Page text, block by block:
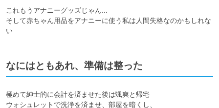
これもうアナニーグッズじゃん…
そして赤ちゃん用品をアナニーに使う私は人間失格なのかもしれな
い
なにはともあれ、準備は整った
極めて紳士的に会計を済ませた後は颯爽と帰宅
ウォシュレットで洗浄を済ませ、部屋を暗くし、